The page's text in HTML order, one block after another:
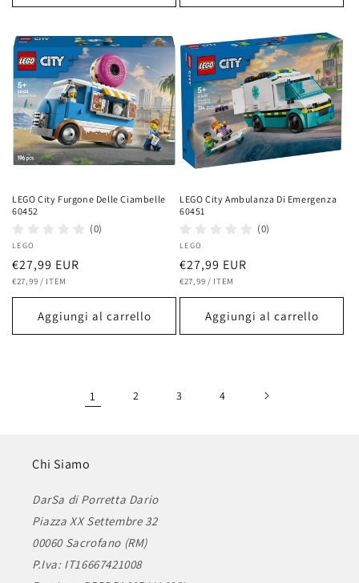
LEGO City Furgone Delle Ciambelle
60452
(0)
Fornitore:
LEGO
Prezzo
di
listino
€27,99 EUR
PREZZO
€27,99 / PER
ITEM
Aggiungi al carrello
LEGO City Ambulanza Di Emergenza
60451
(0)
Fornitore:
LEGO
Prezzo
di
listino
€27,99 EUR
PREZZO
€27,99 / PER
ITEM
Aggiungi al carrello
1 2 3 4
Chi Siamo
DarSa di Porretta Dario
Piazza XX Settembre 32
00060 Sacrofano (RM)
P.Iva: IT16667421008